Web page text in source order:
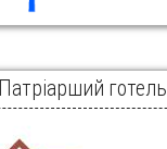
Патріарший готель